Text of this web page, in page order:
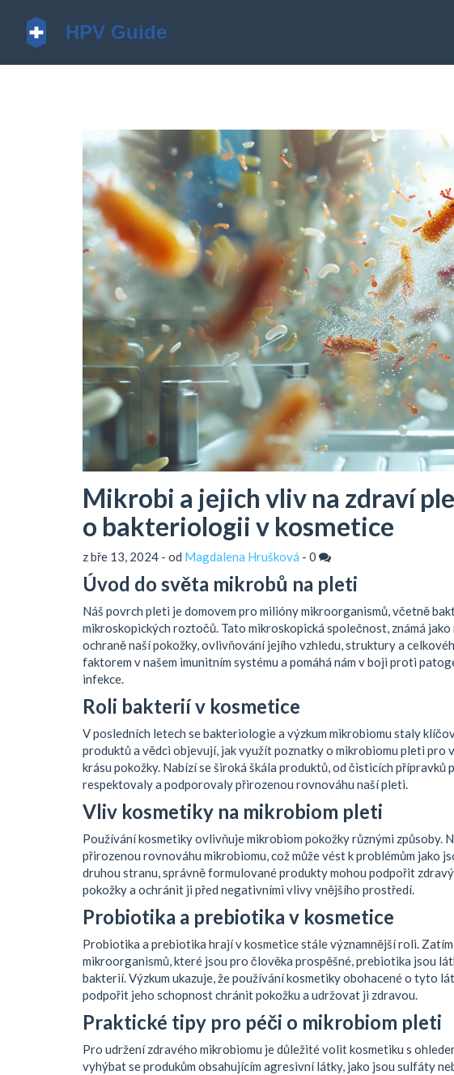
Mikrobi a jejich vliv na zdraví
o bakteriologii v kosmetice
z bře 13, 2024 - od Magdalena Hrušková - 0
Úvod do světa mikrobů na pleti
Náš povrch pleti je domovem pro milióny mikroorganismů, včetně
mikroskopických roztočů. Tato mikroskopická společnost, známá
ochraně naší pokožky, ovlivňování jejího vzhledu, struktury a
faktorem v našem imunitním systému a pomáhá nám v boji proti
infekce.
Roli bakterií v kosmetice
V posledních letech se bakteriologie a výzkum mikrobiomu staly
produktů a vědci objevují, jak využít poznatky o mikrobiomu pleti
krásu pokožky. Nabízí se široká škála produktů, od čisticích přípravků
respektovaly a podporovaly přirozenou rovnováhu naší pleti.
Vliv kosmetiky na mikrobiom pleti
Používání kosmetiky ovlivňuje mikrobiom pokožky různými způsoby.
přirozenou rovnováhu mikrobiomu, což může vést k problémům jako
druhou stranu, správně formulované produkty mohou podpořit
pokožky a ochránit ji před negativními vlivy vnějšího prostředí.
Probiotika a prebiotika v kosmetice
Probiotika a prebiotika hrají v kosmetice stále významnější roli.
mikroorganismů, které jsou pro člověka prospěšné, prebiotika jsou
bakterií. Výzkum ukazuje, že používání kosmetiky obohacené o tyto
podpořit jeho schopnost chránit pokožku a udržovat ji zdravou.
Praktické tipy pro péči o mikrobiom pleti
Pro udržení zdravého mikrobiomu je důležité volit kosmetiku s
vyhýbat se produkům obsahujícím agresivní látky, jako jsou sulfáty